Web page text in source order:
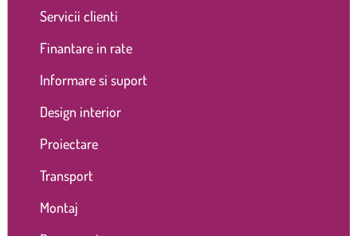
Servicii clienti
Finantare in rate
Informare si suport
Design interior
Proiectare
Transport
Montaj